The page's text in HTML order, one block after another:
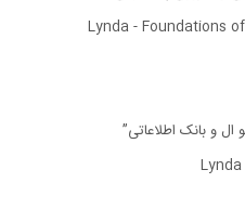
Lynda - Foundations
و بانک اطلاعاتی”